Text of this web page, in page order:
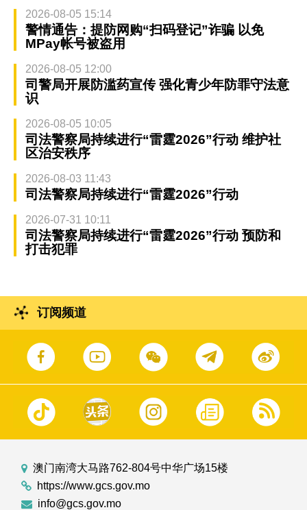
2026-08-05 15:14
警情通告：提防网购“扫码登记”诈骗 以免
MPay帐号被盗用
2026-08-05 12:00
司警局开展防滥药宣传 强化青少年防罪守法意
识
2026-08-05 10:05
司法警察局持续进行“雷霆2026”行动 维护社
区治安秩序
2026-08-03 11:43
司法警察局持续进行“雷霆2026”行动
2026-07-31 10:11
司法警察局持续进行“雷霆2026”行动 预防和
打击犯罪
订阅频道
澳门南湾大马路762-804号中华广场15楼
https://www.gcs.gov.mo
info@gcs.gov.mo